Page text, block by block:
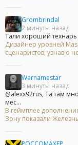
Grombrindal
2 минуты назад
Тали хороший технарь
Дизайнер уровней
сценаристов, узнав
Warnamestar
3 минуты назад
@alexx92rus, Та там
мес...
В геймплее
Зону показали